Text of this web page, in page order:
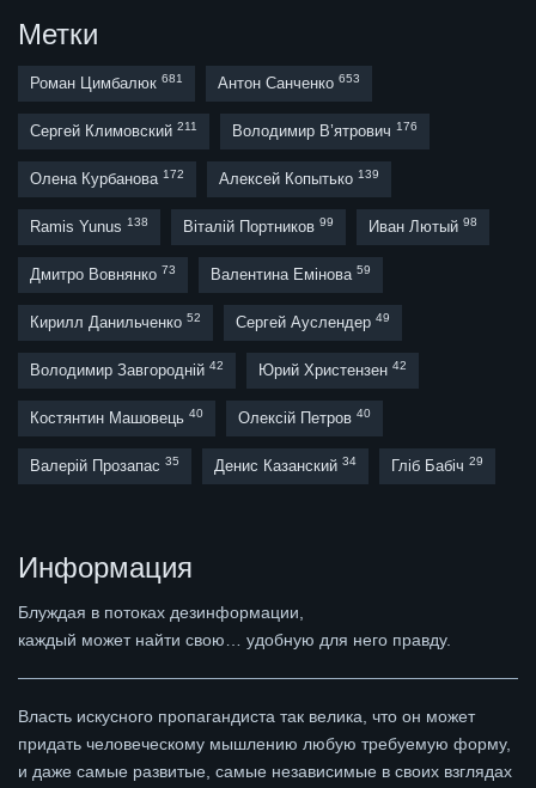
Метки
Роман Цимбалюк 681 Антон Санченко 653
Сергей Климовский 211 Володимир В’ятрович 176
Олена Курбанова 172 Алексей Копытько 139
Ramis Yunus 138 Віталій Портников 99 Иван Лютый 98
Дмитро Вовнянко 73 Валентина Емінова 59
Кирилл Данильченко 52 Сергей Ауслендер 49
Володимир Завгородній 42 Юрий Христензен 42
Костянтин Машовець 40 Олексій Петров 40
Валерій Прозапас 35 Денис Казанский 34 Гліб Бабіч 29
Информация
Блуждая в потоках дезинформации,
каждый может найти свою… удобную для него правду.
Власть искусного пропагандиста так велика, что он может
придать человеческому мышлению любую требуемую форму,
и даже самые развитые, самые независимые в своих взглядах